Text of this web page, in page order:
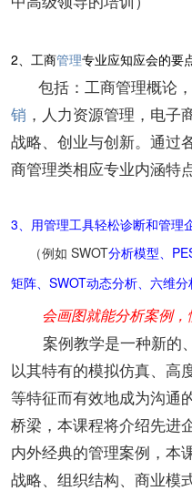
2、工商管理专业应知应会的要
包括：工商管理概论，
销 ，人力资源管理，电子
战略、创业与创新。通过
商管理类相应专业内涵特
3、用管理工具轻松诊断和管理
（例如 SWOT分析模型、
矩阵 、SWOT动态分析、 六维分
会画图就能分析案例，
案例教学是一种新的
以其特有的模拟仿真、高
等特征而有效地成为沟通
桥梁，本课程将介绍先进
内外经典的管理案例，本
战略、组织结构、商业模